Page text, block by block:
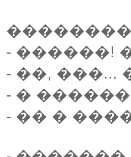
- ������!
- ��,
- �
- �� �